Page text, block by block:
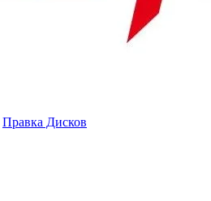
Правка Дисков